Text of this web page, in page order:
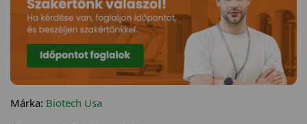
Márka: Biotech Usa